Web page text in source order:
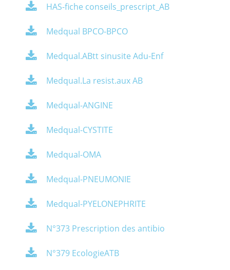
HAS-fiche conseils_prescript_AB
Medqual BPCO-BPCO
Medqual.ABtt sinusite Adu-Enf
Medqual.La resist.aux AB
Medqual-ANGINE
Medqual-CYSTITE
Medqual-OMA
Medqual-PNEUMONIE
Medqual-PYELONEPHRITE
N°373 Prescription des antibio
N°379 EcologieATB